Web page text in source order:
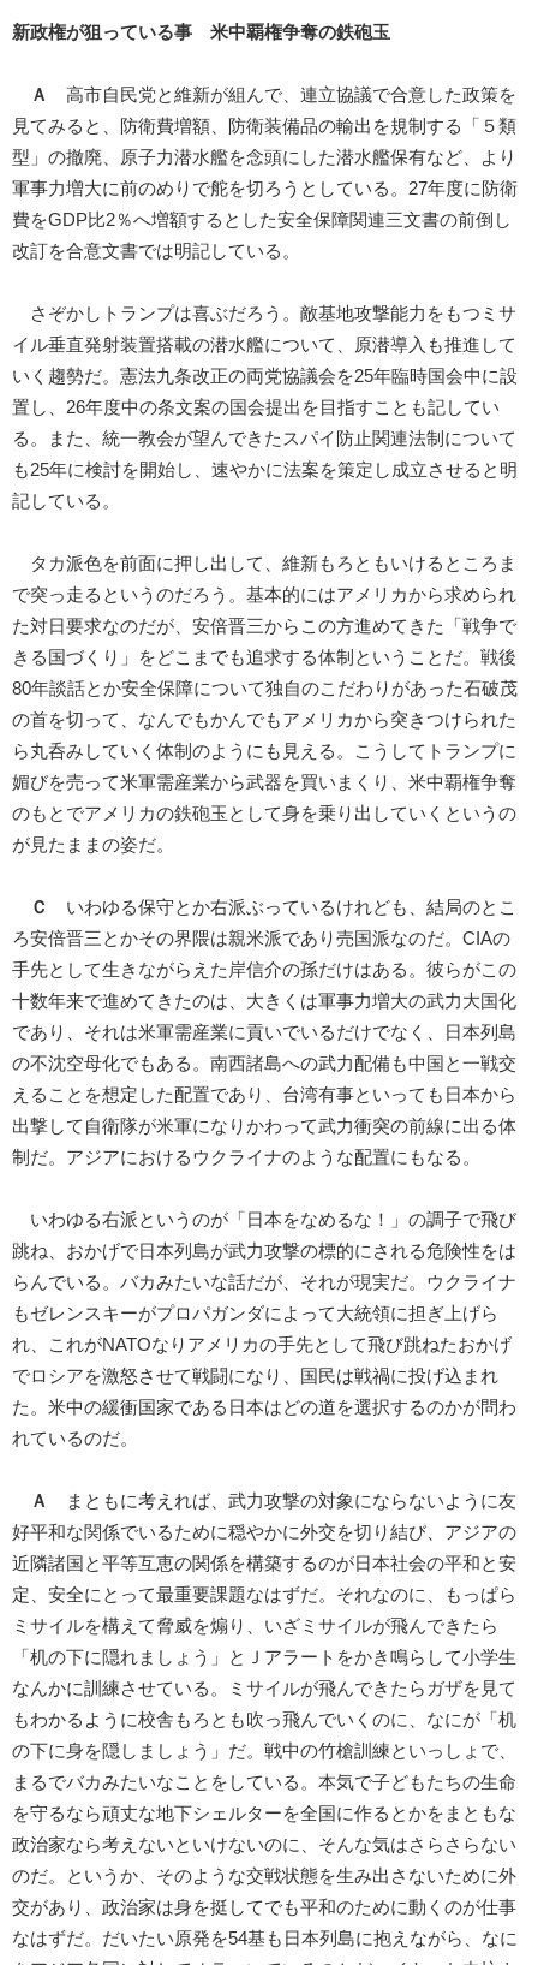
新政権が狙っている事 米中覇権争奪の鉄砲玉
Ａ
高市自民党と維新が組んで、連立協議で合意した政策を
見てみると、防衛費増額、防衛装備品の輸出を規制する「５類
型」の撤廃、原子力潜水艦を念頭にした潜水艦保有など、より
軍事力増大に前のめりで舵を切ろうとしている。27年度に防衛
費をGDP比2％へ増額するとした安全保障関連三文書の前倒し
改訂を合意文書では明記している。
さぞかしトランプは喜ぶだろう。敵基地攻撃能力をもつミサ
イル垂直発射装置搭載の潜水艦について、原潜導入も推進して
いく趨勢だ。憲法九条改正の両党協議会を25年臨時国会中に設
置し、26年度中の条文案の国会提出を目指すことも記してい
る。また、統一教会が望んできたスパイ防止関連法制について
も25年に検討を開始し、速やかに法案を策定し成立させると明
記している。
タカ派色を前面に押し出して、維新もろともいけるところま
で突っ走るというのだろう。基本的にはアメリカから求められ
た対日要求なのだが、安倍晋三からこの方進めてきた「戦争で
きる国づくり」をどこまでも追求する体制ということだ。戦後
80年談話とか安全保障について独自のこだわりがあった石破茂
の首を切って、なんでもかんでもアメリカから突きつけられた
ら丸呑みしていく体制のようにも見える。こうしてトランプに
媚びを売って米軍需産業から武器を買いまくり、米中覇権争奪
のもとでアメリカの鉄砲玉として身を乗り出していくというの
が見たままの姿だ。
Ｃ いわゆる保守とか右派ぶっているけれども、結局のとこ
ろ安倍晋三とかその界隈は親米派であり売国派なのだ。CIAの
手先として生きながらえた岸信介の孫だけはある。彼らがこの
十数年来で進めてきたのは、大きくは軍事力増大の武力大国化
であり、それは米軍需産業に貢いでいるだけでなく、日本列島
の不沈空母化でもある。南西諸島への武力配備も中国と一戦交
えることを想定した配置であり、台湾有事といっても日本から
出撃して自衛隊が米軍になりかわって武力衝突の前線に出る体
制だ。アジアにおけるウクライナのような配置にもなる。
いわゆる右派というのが「日本をなめるな！」の調子で飛び
跳ね、おかげで日本列島が武力攻撃の標的にされる危険性をは
らんでいる。バカみたいな話だが、それが現実だ。ウクライナ
もゼレンスキーがプロパガンダによって大統領に担ぎ上げら
れ、これがNATOなりアメリカの手先として飛び跳ねたおかげ
でロシアを激怒させて戦闘になり、国民は戦禍に投げ込まれ
た。米中の緩衝国家である日本はどの道を選択するのかが問わ
れているのだ。
Ａ
まともに考えれば、武力攻撃の対象にならないように友
好平和な関係でいるために穏やかに外交を切り結び、アジアの
近隣諸国と平等互恵の関係を構築するのが日本社会の平和と安
定、安全にとって最重要課題なはずだ。それなのに、もっぱら
ミサイルを構えて脅威を煽り、いざミサイルが飛んできたら
「机の下に隠れましょう」とＪアラートをかき鳴らして小学生
なんかに訓練させている。ミサイルが飛んできたらガザを見て
もわかるように校舎もろとも吹っ飛んでいくのに、なにが「机
の下に身を隠しましょう」だ。戦中の竹槍訓練といっしょで、
まるでバカみたいなことをしている。本気で子どもたちの生命
を守るなら頑丈な地下シェルターを全国に作るとかをまともな
政治家なら考えないといけないのに、そんな気はさらさらない
のだ。というか、そのような交戦状態を生み出さないために外
交があり、政治家は身を挺してでも平和のために動くのが仕事
なはずだ。だいたい原発を54基も日本列島に抱えながら、なに